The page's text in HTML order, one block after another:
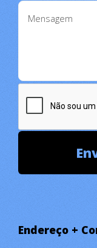
Endereço +